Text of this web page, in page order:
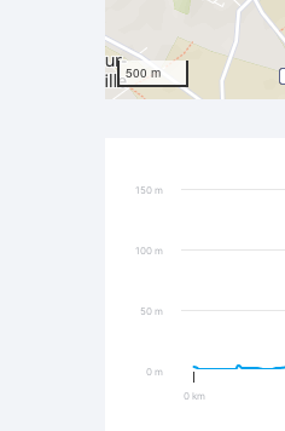
500 m
0 km
0 m
50 m
100 m
150 m